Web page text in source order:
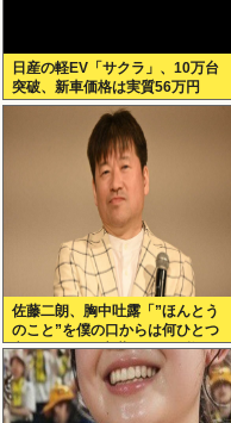
日産の軽EV「サクラ」、10万台
突破、新車価格は実質56万円
佐藤二朗、胸中吐露「”ほんとう
のこと”を僕の口からは何ひとつ
言えなくて… 言葉にできぬ悔しさ
を日々感じております」